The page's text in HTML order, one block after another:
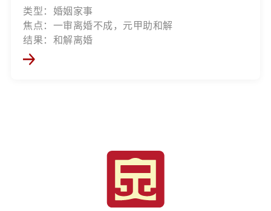
类型：婚姻家事
焦点：一审离婚不成，元甲助和解
结果：和解离婚